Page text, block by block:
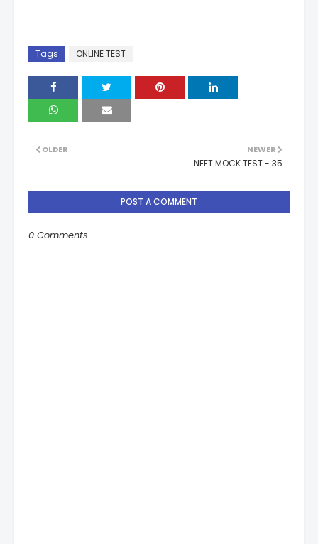
Tags ONLINE TEST
NEWER
NEET MOCK TEST - 35
OLDER
POST A COMMENT
0 Comments